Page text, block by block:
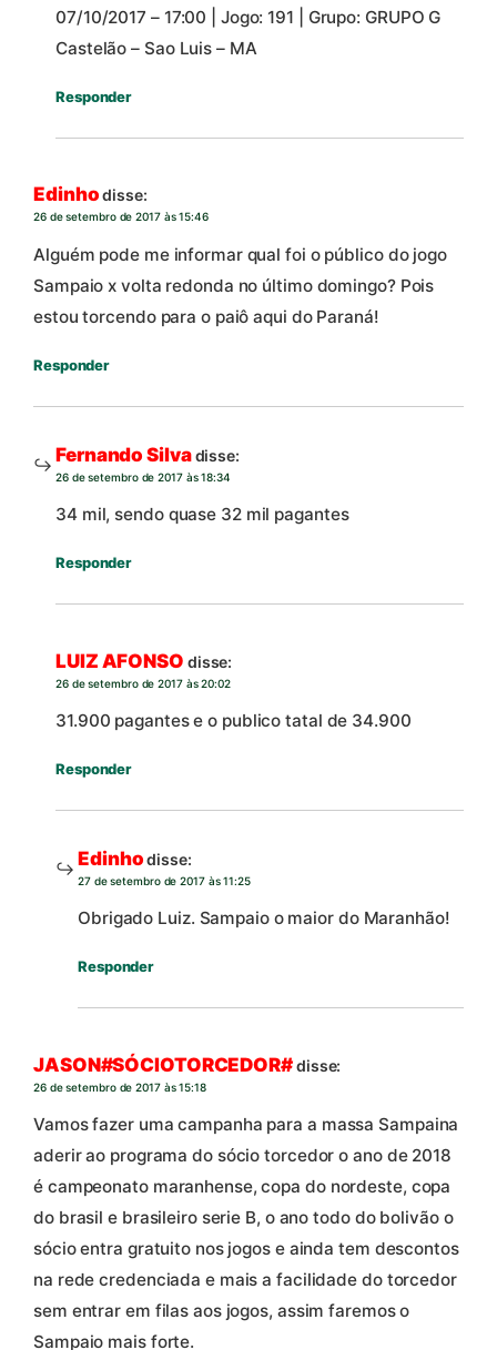
07/10/2017 – 17:00 | Jogo: 191 | Grupo: GRUPO G
Castelão – Sao Luis – MA
Responder
Edinhodisse:
26 de setembro de 2017 às 15:46
Alguém pode me informar qual foi o público​ do jogo
Sampaio x volta redonda no último domingo? Pois
estou torcendo para o paiô aqui do Paraná!
Responder
Fernando Silvadisse:
26 de setembro de 2017 às 18:34
34 mil, sendo quase 32 mil pagantes
Responder
LUIZ AFONSO disse:
26 de setembro de 2017 às 20:02
31.900 pagantes e o publico tatal de 34.900
Responder
Edinhodisse:
27 de setembro de 2017 às 11:25
Obrigado Luiz. Sampaio o maior do Maranhão!
Responder
JASON#SÓCIOTORCEDOR#disse:
26 de setembro de 2017 às 15:18
Vamos fazer uma campanha para a massa Sampaina
aderir ao programa do sócio torcedor o ano de 2018
é campeonato maranhense, copa do nordeste, copa
do brasil e brasileiro serie B, o ano todo do bolivão o
sócio entra gratuito nos jogos e ainda tem descontos
na rede credenciada e mais a facilidade do torcedor
sem entrar em filas aos jogos, assim faremos o
Sampaio mais forte.